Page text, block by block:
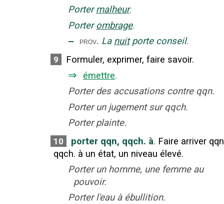
Porter malheur.
Porter ombrage.
‒ prov. La nuit porte conseil.
9 Formuler, exprimer, faire savoir.
⇒ émettre.
Porter des accusations contre qqn.
Porter un jugement sur qqch.
Porter plainte.
10 porter qqn, qqch. à. Faire arriver
qqch. à un état, un niveau élevé.
Porter un homme, une femme au
pouvoir.
Porter l'eau à ébullition.